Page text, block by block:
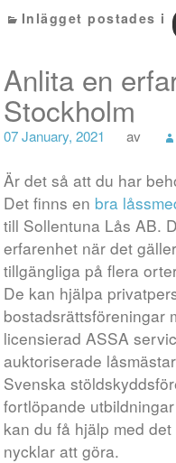
Inlägget postades i
Anlita en
Stockholm
07 January, 2021 av
Är det så att du har
Det finns en bra
till Sollentuna Lås AB.
erfarenhet när det
tillgängliga på flera
De kan hjälpa
bostadsrättsföreningar
licensierad ASSA
auktoriserade
Svenska
fortlöpande
kan du få hjälp med
nycklar att göra.